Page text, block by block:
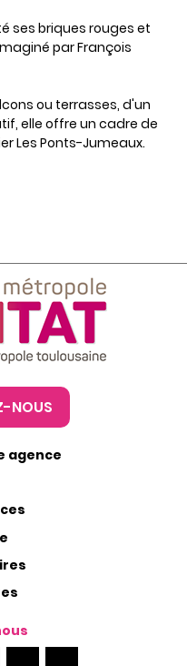
ses briques rouges et
par François
ou terrasses, d'un
elle offre un cadre de
Les Ponts-Jumeaux.
NOUS
agence